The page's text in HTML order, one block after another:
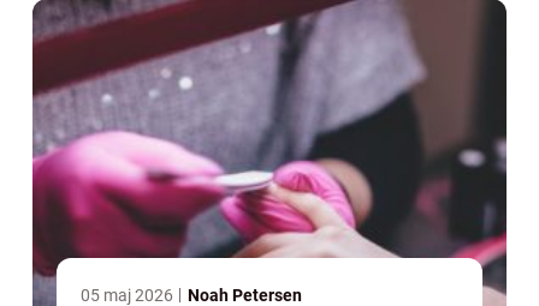
05 maj 2026 Noah Petersen